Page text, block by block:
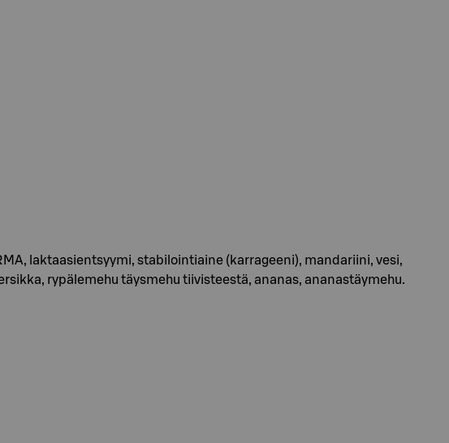
laktaasientsyymi, stabilointiaine (karrageeni), mandariini, vesi,
rypälemehu täysmehu tiivisteestä, ananas, ananastäymehu.